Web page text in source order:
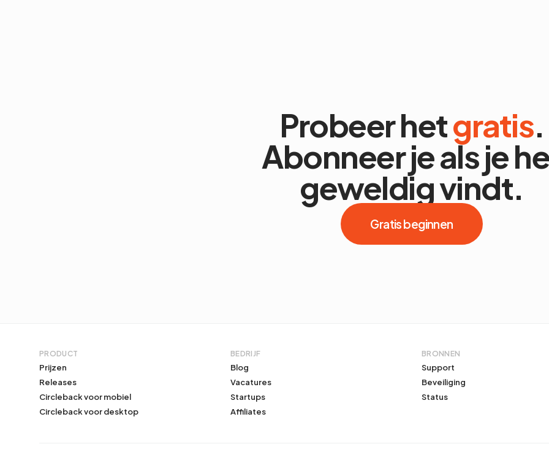
Probeer hetgratis.
Abonneer je als je
geweldig vindt.
Gratis beginnen
PRODUCT
Prijzen
Releases
Circleback voor mobiel
Circleback voor desktop
BEDRIJF
Blog
Vacatures
Startups
Affiliates
BRONNEN
Support
Beveiliging
Status